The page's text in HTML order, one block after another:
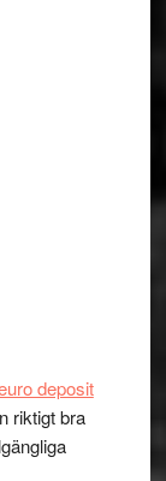
deposit
riktigt bra